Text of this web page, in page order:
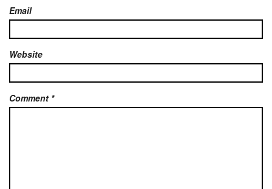
Email
Website
Comment *